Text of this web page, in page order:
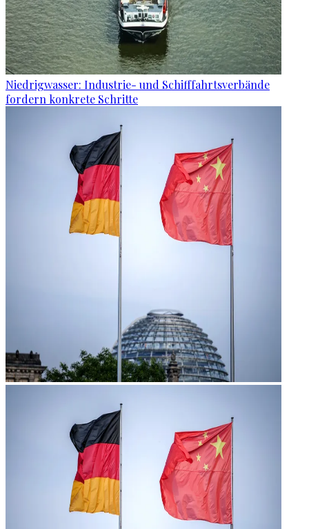
Niedrigwasser: Industrie- und Schifffahrtsverbände
fordern konkrete Schritte